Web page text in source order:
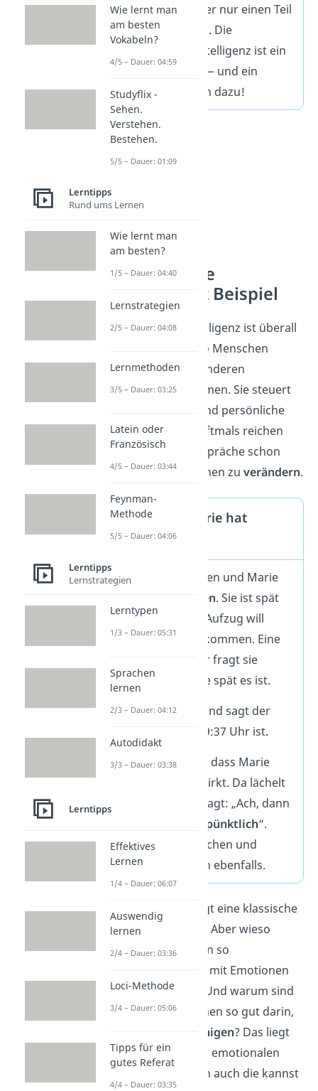
beschreibt aber nur einen Teil
der Intelligenz. Die
emotionale Intelligenz ist ein
— und ein
wichtiger noch dazu!
Emotionale
Intelligenz Beispiel
Emotionale Intelligenz ist überall
da praktisch, wo Menschen
in Kontakt mit anderen
Menschen kommen. Sie steuert
Interaktionen und persönliche
Beziehungen. Oftmals reichen
dabei kurze Gespräche schon
aus, um Emotionen zuverändern.
Beispiel: Marie hat
verschlafen
Montag Morgen und Marie
verschlafen. Sie ist spät
dran und der Aufzug will
einfach nicht kommen. Eine
Frau neben ihr fragt sie
freundlich, wie spät es ist.
Marie seufzt und sagt der
Frau, dass es 9:37 Uhr ist.
Die Frau sieht, dass Marie
angespannt wirkt. Da lächelt
die Frau und sagt: „Ach, dann
fast pünktlich“.
Marie muss lachen und
entspannt sich ebenfalls.
Das Beispiel zeigt eine klassische
Stresssituation
. Aber wieso
gehen Menschen so
mit Emotionen
wie Stress um? Und warum sind
manche Menschen so gut darin,
beruhigen? Das liegt
an Aspekten der emotionalen
Intelligenz. Doch auch die kannst
Wie lernt man
am besten
Vokabeln?
4/5 – Dauer: 04:59
Studyflix -
Sehen.
Verstehen.
Bestehen.
5/5 – Dauer: 01:09
Lerntipps
Rund ums Lernen
Wie lernt man
am besten?
1/5 – Dauer: 04:40
Lernstrategien
2/5 – Dauer: 04:08
Lernmethoden
3/5 – Dauer: 03:25
Latein oder
Französisch
4/5 – Dauer: 03:44
Feynman-
Methode
5/5 – Dauer: 04:06
Lerntipps
Lernstrategien
Lerntypen
1/3 – Dauer: 05:31
Sprachen
lernen
2/3 – Dauer: 04:12
Autodidakt
3/3 – Dauer: 03:38
Lerntipps
Effektives
Lernen
1/4 – Dauer: 06:07
Auswendig
lernen
2/4 – Dauer: 03:36
Loci-Methode
3/4 – Dauer: 05:06
Tipps für ein
gutes Referat
4/4 – Dauer: 03:35